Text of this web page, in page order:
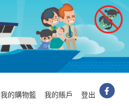
我的購物籃 我的賬戶 登出